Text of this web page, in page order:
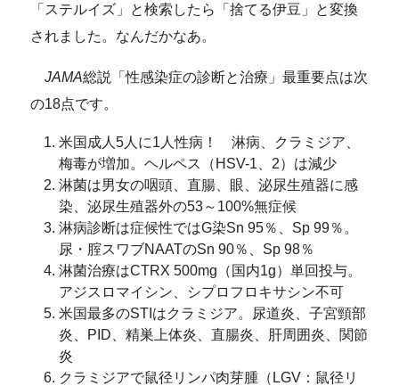
「ステルイズ」と検索したら「捨てる伊豆」と変換
されました。なんだかなあ。
JAMA総説「性感染症の診断と治療」最重要点は次
の18点です。
米国成人5人に1人性病！ 淋病、クラミジア、
梅毒が増加。ヘルペス（HSV-1、2）は減少
淋菌は男女の咽頭、直腸、眼、泌尿生殖器に感
染、泌尿生殖器外の53～100%無症候
淋病診断は症候性ではG染Sn 95％、Sp 99％。
尿・腟スワブNAATのSn 90％、Sp 98％
淋菌治療はCTRX 500mg（国内1g）単回投与。
アジスロマイシン、シプロフロキサシン不可
米国最多のSTIはクラミジア。尿道炎、子宮頸部
炎、PID、精巣上体炎、直腸炎、肝周囲炎、関節
炎
クラミジアで鼠径リンパ肉芽腫（LGV：鼠径リ